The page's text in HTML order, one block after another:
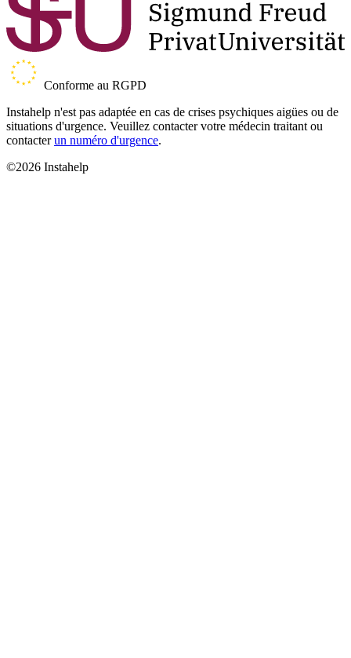
Conforme au RGPD
Instahelp n'est pas adaptée en cas de crises psychiques aigües ou de
situations d'urgence. Veuillez contacter votre médecin traitant ou
contacterun numéro d'urgence.
©2026 Instahelp